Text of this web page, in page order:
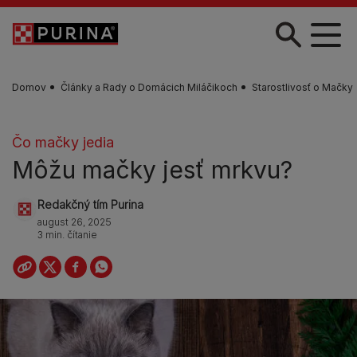
Skočiť na hlavný obsah
Domov Články a Rady o Domácich Miláčikoch Starostlivosť o Mačky
Čo mačky jedia
Môžu mačky jesť mrkvu?
Redakčný tím Purina
august 26, 2025
3 min. čítanie